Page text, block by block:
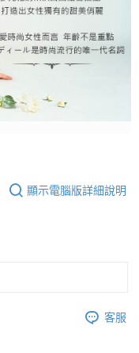
顯示電腦版詳細說明
客服